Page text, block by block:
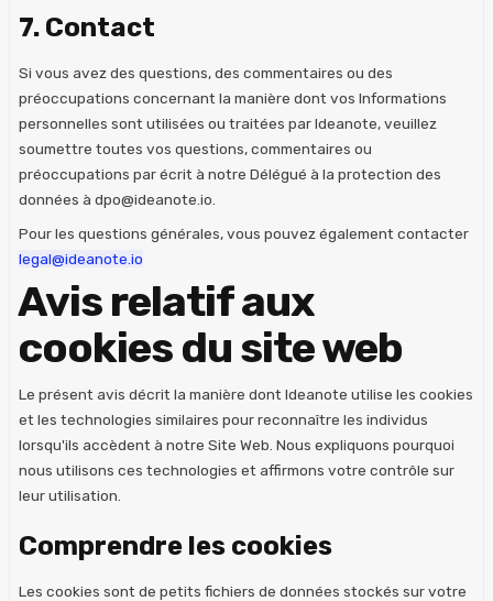
7. Contact
Si vous avez des questions, des commentaires ou des
préoccupations concernant la manière dont vos Informations
personnelles sont utilisées ou traitées par Ideanote, veuillez
soumettre toutes vos questions, commentaires ou
préoccupations par écrit à notre Délégué à la protection des
données à dpo@ideanote.io.
Pour les questions générales, vous pouvez également contacter
legal@ideanote.io
Avis relatif aux
cookies du site web
Le présent avis décrit la manière dont Ideanote utilise les cookies
et les technologies similaires pour reconnaître les individus
lorsqu'ils accèdent à notre Site Web. Nous expliquons pourquoi
nous utilisons ces technologies et affirmons votre contrôle sur
leur utilisation.
Comprendre les cookies
Les cookies sont de petits fichiers de données stockés sur votre